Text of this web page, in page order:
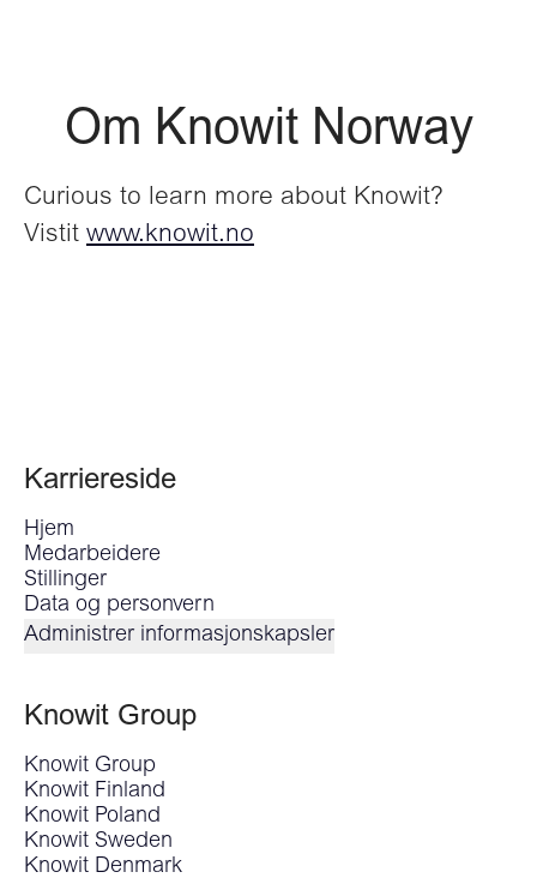
Om Knowit Norway
Curious to learn more about Knowit?
Vistit www.knowit.no
Karriereside
Hjem
Medarbeidere
Stillinger
Data og personvern
Administrer informasjonskapsler
Knowit Group
Knowit Group
Knowit Finland
Knowit Poland
Knowit Sweden
Knowit Denmark